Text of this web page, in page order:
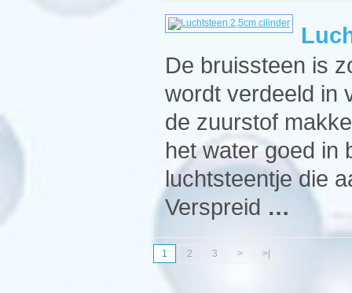
De bruissteen is
wordt verdeeld in
de zuurstof
het water goed
luchtsteentje die
Verspreid …
1 2 3 > >|